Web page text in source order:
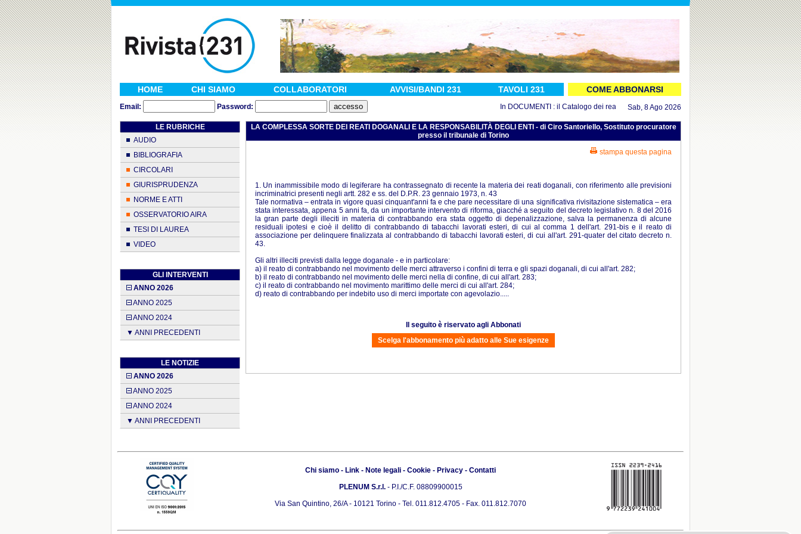
HOME CHI SIAMO COLLABORATORI AVVISI/BANDI 231 TAVOLI 231 COME ABBONARSI
Email: Password: In DOCUMENTI : il Catalogo dei reati aggiornato al 16 luglio 2026
Sab, 8 Ago 2026
LE RUBRICHE
AUDIO
BIBLIOGRAFIA
CIRCOLARI
GIURISPRUDENZA
NORME E ATTI
OSSERVATORIO AIRA
TESI DI LAUREA
VIDEO
GLI INTERVENTI
ANNO 2026
ANNO 2025
ANNO 2024
▼ ANNI PRECEDENTI
LE NOTIZIE
ANNO 2026
ANNO 2025
ANNO 2024
▼ ANNI PRECEDENTI
LA COMPLESSA SORTE DEI REATI DOGANALI E LA RESPONSABILITÀ DEGLI ENTI - di Ciro Santoriello, Sostituto procuratore
presso il tribunale di Torino
stampa questa pagina
1. Un inammissibile modo di legiferare ha contrassegnato di recente la materia dei reati doganali, con riferimento alle previsioni
incriminatrici presenti negli artt. 282 e ss. del D.P.R. 23 gennaio 1973, n. 43
Tale normativa – entrata in vigore quasi cinquant'anni fa e che pare necessitare di una significativa rivisitazione sistematica – era
stata interessata, appena 5 anni fa, da un importante intervento di riforma, giacché a seguito del decreto legislativo n. 8 del 2016
la gran parte degli illeciti in materia di contrabbando era stata oggetto di depenalizzazione, salva la permanenza di alcune
residuali ipotesi e cioè il delitto di contrabbando di tabacchi lavorati esteri, di cui al comma 1 dell'art. 291-bis e il reato di
associazione per delinquere finalizzata al contrabbando di tabacchi lavorati esteri, di cui all'art. 291-quater del citato decreto n.
43.
Gli altri illeciti previsti dalla legge doganale - e in particolare:
a) il reato di contrabbando nel movimento delle merci attraverso i confini di terra e gli spazi doganali, di cui all'art. 282;
b) il reato di contrabbando nel movimento delle merci nella di confine, di cui all'art. 283;
c) il reato di contrabbando nel movimento marittimo delle merci di cui all'art. 284;
d) reato di contrabbando per indebito uso di merci importate con agevolazio.....
Il seguito è riservato agli Abbonati
Scelga l'abbonamento più adatto alle Sue esigenze
Chi siamo - Link - Note legali - Cookie - Privacy - Contatti
PLENUM S.r.l.- P.I./C.F. 08809900015
Via San Quintino, 26/A - 10121 Torino - Tel. 011.812.4705 - Fax. 011.812.7070